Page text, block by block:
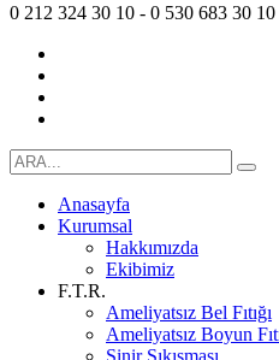
0 212 324 30 10 - 0 530 683 30 10
Anasayfa
Kurumsal
Hakkımızda
Ekibimiz
F.T.R.
Ameliyatsız Bel Fıtığı
Ameliyatsız Boyun